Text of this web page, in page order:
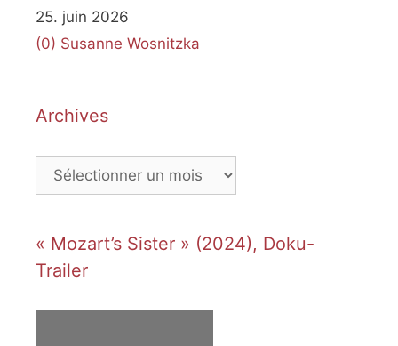
25. juin 2026
(0) Susanne Wosnitzka
Archives
Archives
« Mozart’s Sister » (2024), Doku-
Trailer